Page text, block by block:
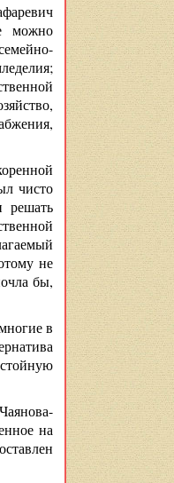
можно
чисто
решать
не
бы,
в
на